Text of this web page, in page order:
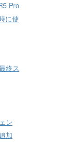
Pro
に使
終ス
ン
加